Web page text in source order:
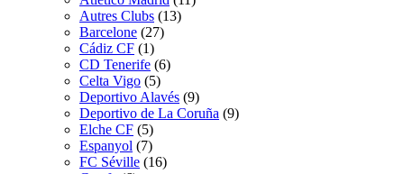
Autres Clubs (13)
Barcelone (27)
Cádiz CF (1)
CD Tenerife (6)
Celta Vigo (5)
Deportivo Alavés (9)
Deportivo de La Coruña (9)
Elche CF (5)
Espanyol (7)
FC Séville (16)